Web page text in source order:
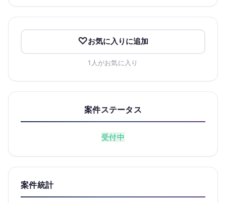
お気に入りに追加
1人がお気に入り
案件ステータス
受付中
案件統計